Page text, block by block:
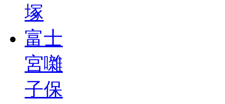
塚
富士
宮囃
子保